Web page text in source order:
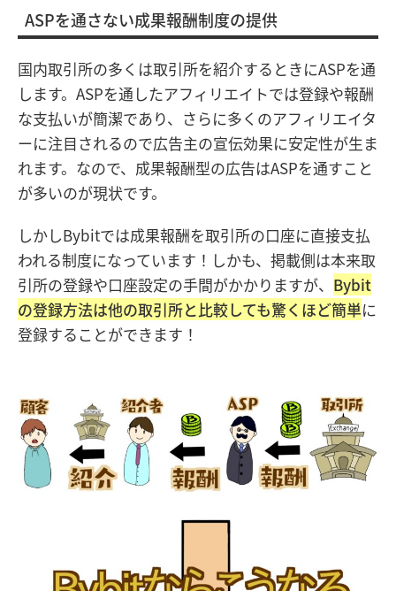
ASPを通さない成果報酬制度の提供
国内取引所の多くは取引所を紹介するときにASPを通
します。ASPを通したアフィリエイトでは登録や報酬
な支払いが簡潔であり、さらに多くのアフィリエイタ
ーに注目されるので広告主の宣伝効果に安定性が生ま
れます。なので、成果報酬型の広告はASPを通すこと
が多いのが現状です。
しかしBybitでは成果報酬を取引所の口座に直接支払
われる制度になっています！しかも、掲載側は本来取
引所の登録や口座設定の手間がかかりますが、 Bybit
の登録方法は他の取引所と比較しても驚くほど簡単に
登録することができます！